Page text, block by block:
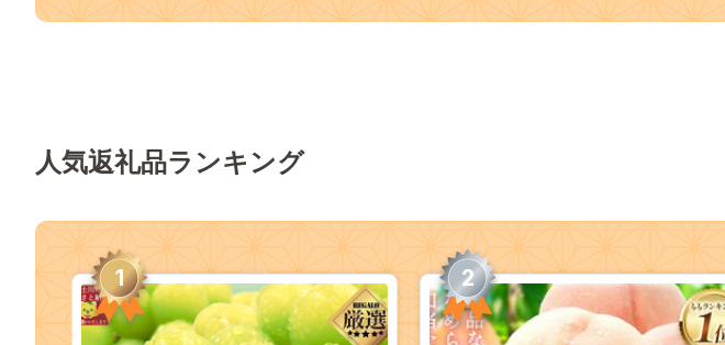
人気返礼品ランキング
1 2